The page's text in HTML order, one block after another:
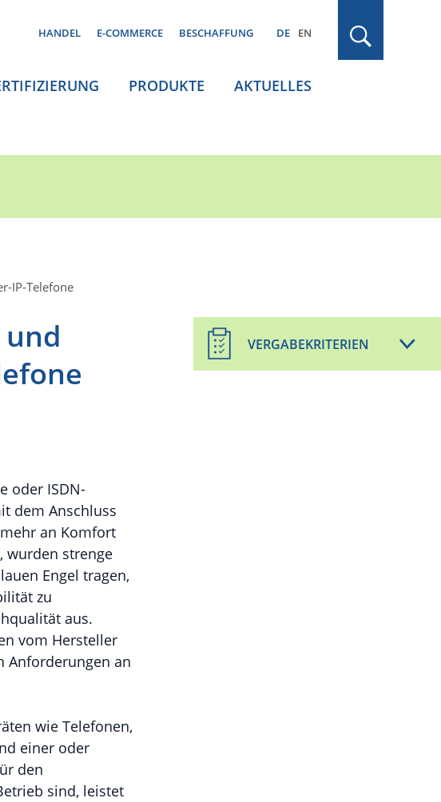
HANDEL E-COMMERCE BESCHAFFUNG DE EN
PRODUKTE AKTUELLES
IP-Telefone
VERGABEKRITERIEN
oder ISDN-
dem Anschluss
an Komfort
wurden strenge
Engel tragen,
zu
aus.
vom Hersteller
Anforderungen an
wie Telefonen,
einer oder
den
sind, leistet